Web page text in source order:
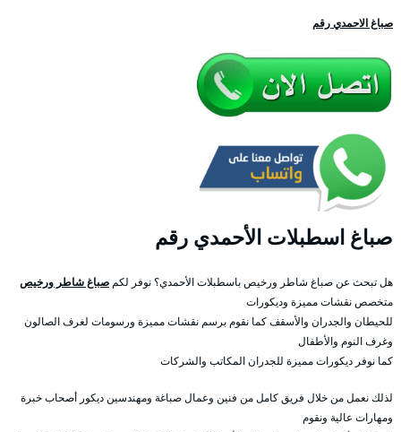
صباغ الاحمدي رقم
صباغ اسطبلات الأحمدي رقم
هل تبحث عن صباغ شاطر ورخيص باسطبلات الأحمدي؟ نوفر لكم صباغ شاطر ورخيص
متخصص نقشات مميزة وديكورات
للحيطان والجدران والأسقف كما نقوم برسم نقشات مميزة ورسومات لغرف الصالون
وغرف النوم والأطفال
كما نوفر ديكورات مميزة للجدران المكاتب والشركات
لذلك نعمل من خلال فريق كامل من فنين وعمال صباغة ومهندسين ديكور أصحاب خبرة
ومهارات عالية ونقوم